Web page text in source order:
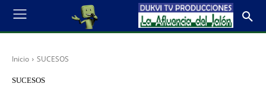
Inicio SUCESOS
SUCESOS